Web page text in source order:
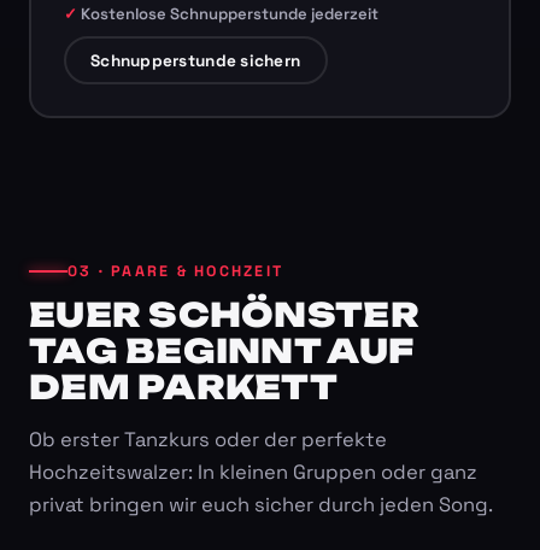
Kostenlose Schnupperstunde jederzeit
Schnupperstunde sichern
03 · PAARE & HOCHZEIT
EUER SCHÖNSTER
TAG BEGINNT AUF
DEM PARKETT
Ob erster Tanzkurs oder der perfekte
Hochzeitswalzer: In kleinen Gruppen oder ganz
privat bringen wir euch sicher durch jeden Song.